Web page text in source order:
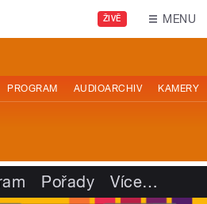
ŽIVĚ MENU
PROGRAM AUDIOARCHIV KAMERY
Pořady Více…